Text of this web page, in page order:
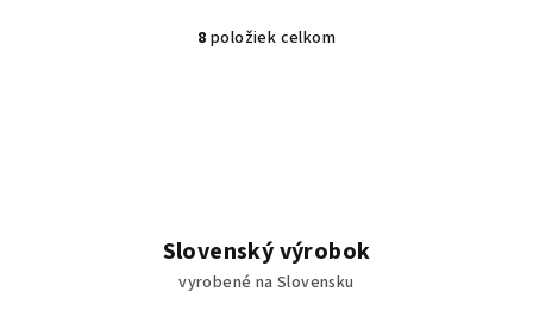
O
i
e
p
8 položiek celkom
Slovenský výrobok
vyrobené na Slovensku